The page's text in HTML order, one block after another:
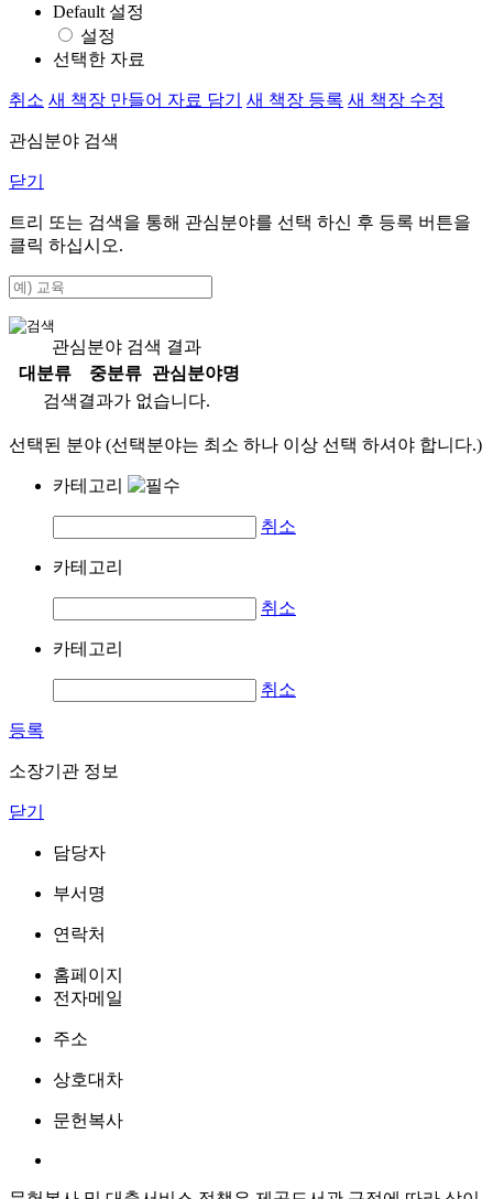
Default 설정
설정
선택한 자료
취소 새 책장 만들어 자료 담기 새 책장 등록 새 책장 수정
관심분야 검색
닫기
트리 또는 검색을 통해 관심분야를 선택 하신 후 등록 버튼을
클릭 하십시오.
관심분야 검색 결과
대분류
중분류
관심분야명
검색결과가 없습니다.
선택된 분야 (선택분야는 최소 하나 이상 선택 하셔야 합니다.)
카테고리
취소
카테고리
취소
카테고리
취소
등록
소장기관 정보
닫기
담당자
부서명
연락처
홈페이지
전자메일
주소
상호대차
문헌복사